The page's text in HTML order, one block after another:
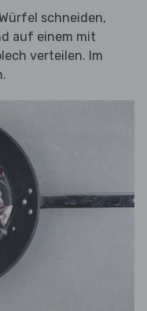
schneiden,
auf einem mit
verteilen. Im